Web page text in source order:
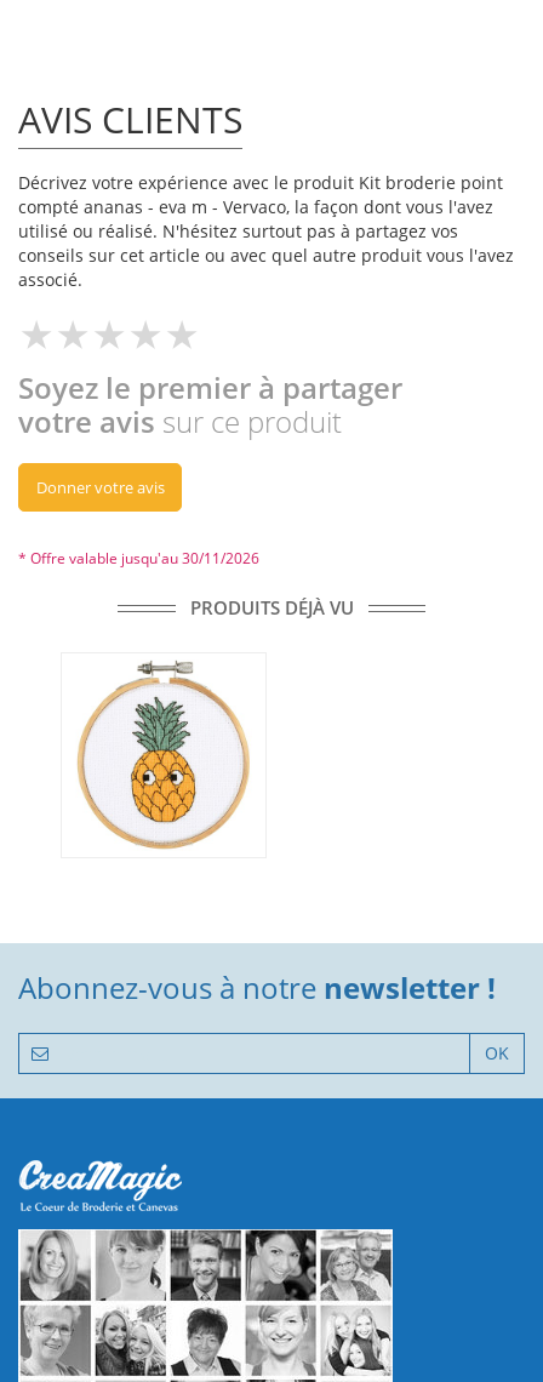
AVIS CLIENTS
Décrivez votre expérience avec le produit Kit broderie point
compté ananas - eva m - Vervaco, la façon dont vous l'avez
utilisé ou réalisé. N'hésitez surtout pas à partagez vos
conseils sur cet article ou avec quel autre produit vous l'avez
associé.
Soyez le premier à partager
votre avis sur ce produit
Donner votre avis
* Offre valable jusqu'au 30/11/2026
PRODUITS DÉJÀ VU
Abonnez-vous à notre newsletter !
OK